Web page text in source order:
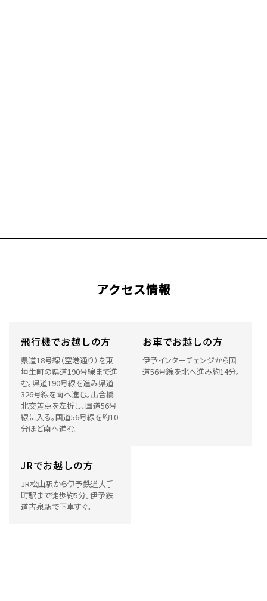
アクセス情報
飛行機でお越しの方
県道18号線（空港通り）を東
垣生町の県道190号線まで進
む。県道190号線を進み県道
326号線を南へ進む。出合橋
北交差点を左折し、国道56号
線に入る。国道56号線を約10
分ほど南へ進む。
お車でお越しの方
伊予インターチェンジから国
道56号線を北へ進み約14分。
JRでお越しの方
JR松山駅から伊予鉄道大手
町駅まで徒歩約5分。伊予鉄
道古泉駅で下車すぐ。